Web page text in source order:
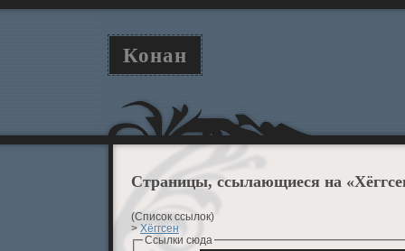
Конан
Страницы, ссылающиеся на
(Список ссылок)
> Хёггсен
Ссылки сюда